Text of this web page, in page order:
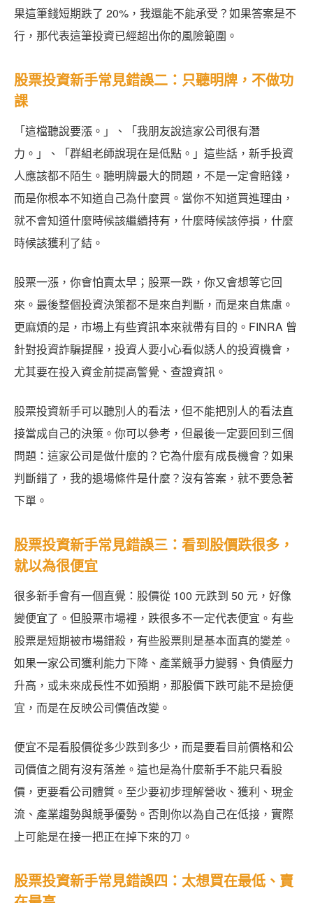
果這筆錢短期跌了 20%，我還能不能承受？如果答案是不
行，那代表這筆投資已經超出你的風險範圍。
股票投資新手常見錯誤二：只聽明牌，不做功
課
「這檔聽說要漲。」、「我朋友說這家公司很有潛
力。」、「群組老師說現在是低點。」這些話，新手投資
人應該都不陌生。聽明牌最大的問題，不是一定會賠錢，
而是你根本不知道自己為什麼買。當你不知道買進理由，
就不會知道什麼時候該繼續持有，什麼時候該停損，什麼
時候該獲利了結。
股票一漲，你會怕賣太早；股票一跌，你又會想等它回
來。最後整個投資決策都不是來自判斷，而是來自焦慮。
更麻煩的是，市場上有些資訊本來就帶有目的。FINRA 曾
針對投資詐騙提醒，投資人要小心看似誘人的投資機會，
尤其要在投入資金前提高警覺、查證資訊。
股票投資新手可以聽別人的看法，但不能把別人的看法直
接當成自己的決策。你可以參考，但最後一定要回到三個
問題：這家公司是做什麼的？它為什麼有成長機會？如果
判斷錯了，我的退場條件是什麼？沒有答案，就不要急著
下單。
股票投資新手常見錯誤三：看到股價跌很多，
就以為很便宜
很多新手會有一個直覺：股價從 100 元跌到 50 元，好像
變便宜了。但股票市場裡，跌很多不一定代表便宜。有些
股票是短期被市場錯殺，有些股票則是基本面真的變差。
如果一家公司獲利能力下降、產業競爭力變弱、負債壓力
升高，或未來成長性不如預期，那股價下跌可能不是撿便
宜，而是在反映公司價值改變。
便宜不是看股價從多少跌到多少，而是要看目前價格和公
司價值之間有沒有落差。這也是為什麼新手不能只看股
價，更要看公司體質。至少要初步理解營收、獲利、現金
流、產業趨勢與競爭優勢。否則你以為自己在低接，實際
上可能是在接一把正在掉下來的刀。
股票投資新手常見錯誤四：太想買在最低、賣